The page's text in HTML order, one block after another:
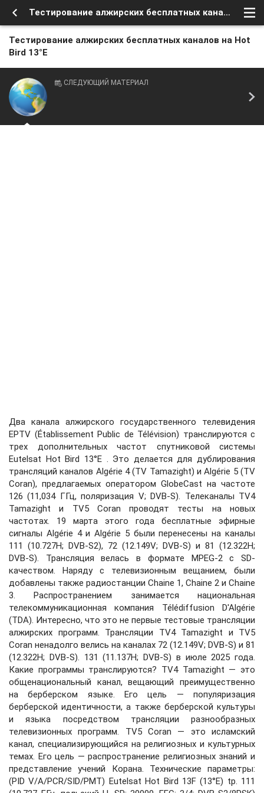
Тестирование алжирских бесплатных каналов на Hot Bird 13°E
Тестирование алжирских бесплатных каналов на Hot
Bird 13°E
СЛЕДУЮЩИЙ МАТЕРИАЛ
Два канала алжирского государственного телевидения
EPTV (Établissement Public de Télévision) транслируются с
трех дополнительных частот спутниковой системы
Eutelsat Hot Bird 13°E . Это делается для дублирования
трансляций каналов Algérie 4 (TV Tamazight) и Algérie 5 (TV
Coran), предлагаемых оператором GlobeCast на частоте
126 (11,034 ГГц, поляризация V; DVB-S). Телеканалы TV4
Tamazight и TV5 Coran проводят тесты на новых
частотах. 19 марта этого года бесплатные эфирные
сигналы Algérie 4 и Algérie 5 были перенесены на каналы
111 (10.727H; DVB-S2), 72 (12.149V; DVB-S) и 81 (12.322H;
DVB-S). Трансляция велась в формате MPEG-2 с SD-
качеством. Наряду с телевизионным вещанием, были
добавлены также радиостанции Chaine 1, Chaine 2 и Chaine
3. Распространением занимается национальная
телекоммуникационная компания Télédiffusion D'Algérie
(TDA). Интересно, что это не первые тестовые трансляции
алжирских программ. Трансляции TV4 Tamazight и TV5
Coran ненадолго велись на каналах 72 (12.149V; DVB-S) и 81
(12.322H; DVB-S). 131 (11.137H; DVB-S) в июле 2025 года.
Какие программы транслируются? TV4 Tamazight — это
общенациональный канал, вещающий преимущественно
на берберском языке. Его цель — популяризация
берберской идентичности, а также берберской культуры
и языка посредством трансляции разнообразных
телевизионных программ. TV5 Coran — это исламский
канал, специализирующийся на религиозных и культурных
темах. Его цель — распространение религиозных знаний и
представление учений Корана. Технические параметры:
(PID V/A/PCR/SID/PMT) Eutelsat Hot Bird 13F (13°E) tp. 111